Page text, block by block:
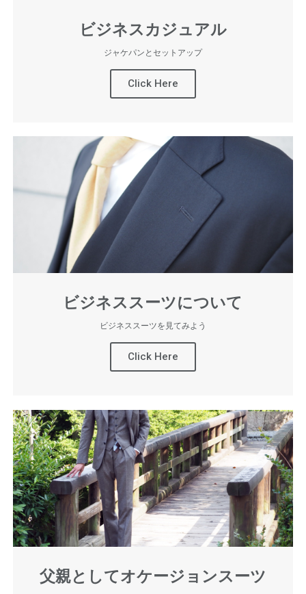
ビジネスカジュアル
ジャケパンとセットアップ
Click Here
ビジネススーツについて
ビジネススーツを見てみよう
Click Here
父親としてオケージョンスーツ